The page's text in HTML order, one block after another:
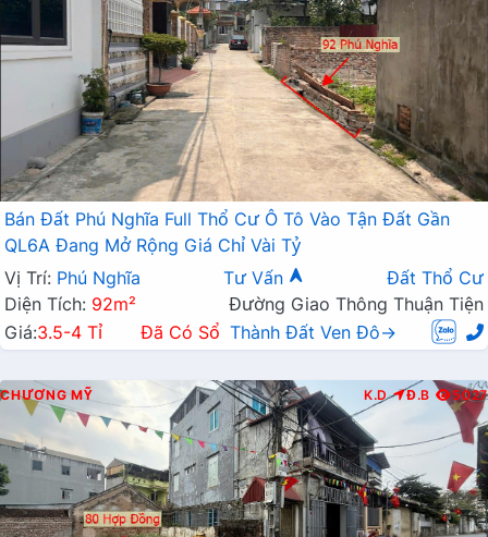
Bán Đất Phú Nghĩa Full Thổ Cư Ô Tô Vào Tận Đất Gần
QL6A Đang Mở Rộng Giá Chỉ Vài Tỷ
Vị Trí: Phú Nghĩa Tư Vấn
Đất Thổ Cư
Diện Tích: 92m²
Đường Giao Thông Thuận Tiện
Giá:3.5-4 Tỉ Đã Có Sổ Thành Đất Ven Đô→
CHƯƠNG MỸ K.D Đ.B 5027